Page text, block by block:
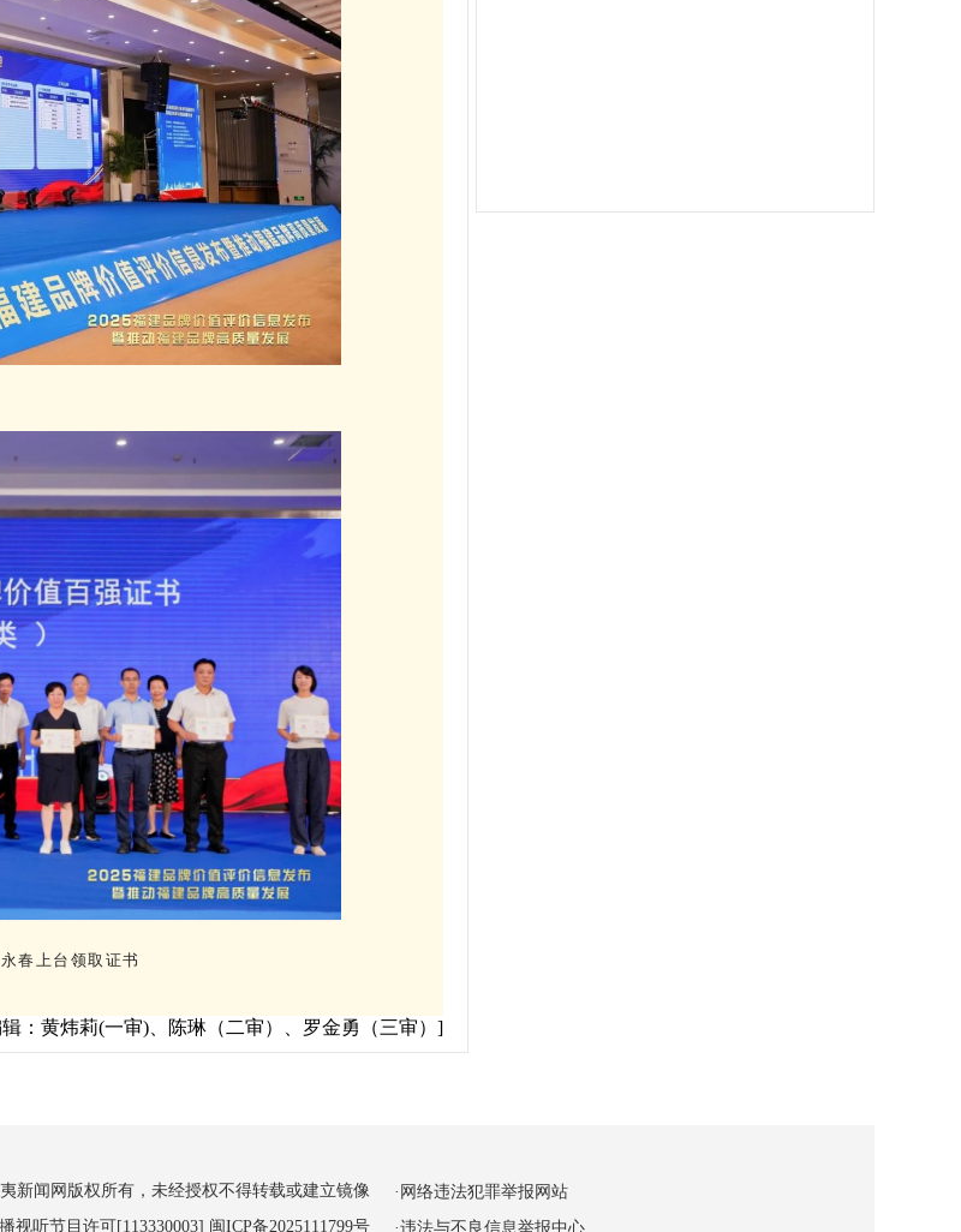
春上台领取证书
：黄炜莉(一审)、陈琳（二审）、罗金勇（三审）]
新闻网版权所有，未经授权不得转载或建立镜像
视听节目许可[113330003] 闽ICP备2025111799号
·网络违法犯罪举报网站
·违法与不良信息举报中心